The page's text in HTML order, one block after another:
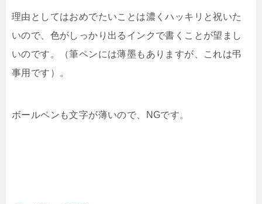
理由としてはおめでたいことは濃くハッキリと祝いた
いので、色がしっかり出るインクで書くことが望まし
いのです。（筆ペンには薄墨もありますが、これは弔
事用です）。
ボールペンも文字が薄いので、NGです。